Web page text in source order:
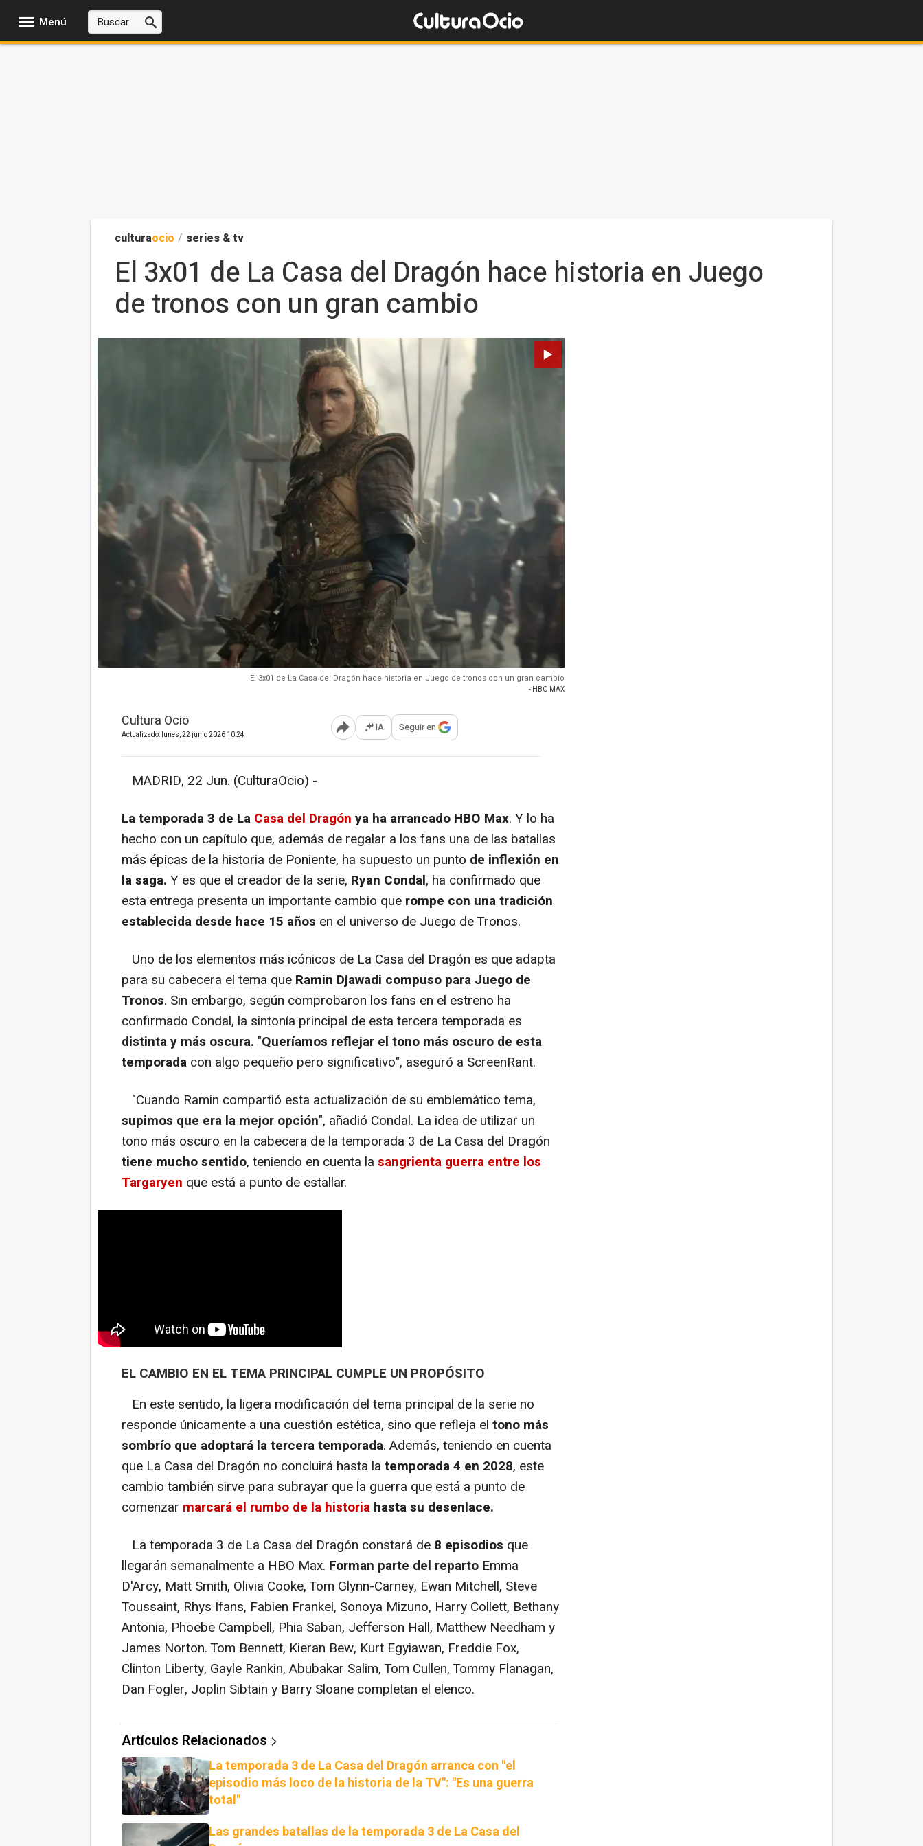
Menú
culturaocio / series & tv
El 3x01 de La Casa del Dragón hace historia en Juego
de tronos con un gran cambio
El 3x01 de La Casa del Dragón hace historia en Juego de tronos con un gran cambio
- HBO MAX
Cultura Ocio
Actualizado: lunes, 22 junio 2026 10:24 Abrir opciones para compartir
IA Seguir en
MADRID, 22 Jun. (CulturaOcio) -
La temporada 3 de La Casa del Dragón ya ha arrancado HBO Max. Y lo ha
hecho con un capítulo que, además de regalar a los fans una de las batallas
más épicas de la historia de Poniente, ha supuesto un punto de inflexión en
la saga. Y es que el creador de la serie, Ryan Condal, ha confirmado que
esta entrega presenta un importante cambio que rompe con una tradición
establecida desde hace 15 años en el universo de Juego de Tronos.
Uno de los elementos más icónicos de La Casa del Dragón es que adapta
para su cabecera el tema que Ramin Djawadi compuso para Juego de
Tronos. Sin embargo, según comprobaron los fans en el estreno ha
confirmado Condal, la sintonía principal de esta tercera temporada es
distinta y más oscura. "Queríamos reflejar el tono más oscuro de esta
temporada con algo pequeño pero significativo", aseguró a ScreenRant.
"Cuando Ramin compartió esta actualización de su emblemático tema,
supimos que era la mejor opción", añadió Condal. La idea de utilizar un
tono más oscuro en la cabecera de la temporada 3 de La Casa del Dragón
tiene mucho sentido, teniendo en cuenta la sangrienta guerra entre los
Targaryen que está a punto de estallar.
EL CAMBIO EN EL TEMA PRINCIPAL CUMPLE UN PROPÓSITO
En este sentido, la ligera modificación del tema principal de la serie no
responde únicamente a una cuestión estética, sino que refleja el tono más
sombrío que adoptará la tercera temporada. Además, teniendo en cuenta
que La Casa del Dragón no concluirá hasta la temporada 4 en 2028, este
cambio también sirve para subrayar que la guerra que está a punto de
comenzar marcará el rumbo de la historia hasta su desenlace.
La temporada 3 de La Casa del Dragón constará de 8 episodios que
llegarán semanalmente a HBO Max. Forman parte del reparto Emma
D'Arcy, Matt Smith, Olivia Cooke, Tom Glynn-Carney, Ewan Mitchell, Steve
Toussaint, Rhys Ifans, Fabien Frankel, Sonoya Mizuno, Harry Collett, Bethany
Antonia, Phoebe Campbell, Phia Saban, Jefferson Hall, Matthew Needham y
James Norton. Tom Bennett, Kieran Bew, Kurt Egyiawan, Freddie Fox,
Clinton Liberty, Gayle Rankin, Abubakar Salim, Tom Cullen, Tommy Flanagan,
Dan Fogler, Joplin Sibtain y Barry Sloane completan el elenco.
Artículos Relacionados
La temporada 3 de La Casa del Dragón arranca con "el
episodio más loco de la historia de la TV": "Es una guerra
total"
Las grandes batallas de la temporada 3 de La Casa del